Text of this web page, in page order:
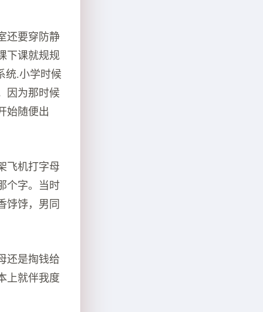
还要穿防静
下课就规规
统.小学时候
因为那时候
始随便出
飞机打字母
个字。当时
饽饽，男同
还是掏钱给
上就伴我度